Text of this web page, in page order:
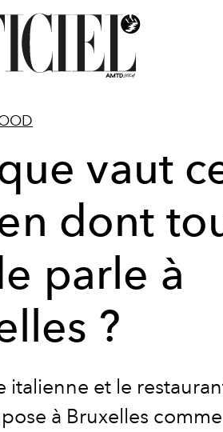
vaut
dont
parle à
?
italienne et le
à Bruxelles